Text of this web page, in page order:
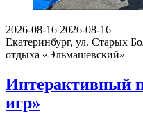
2026-08-16 2026-08-16
Екатеринбург, ул. Старых
отдыха «Эльмашевский»
Интерактивный
игр»